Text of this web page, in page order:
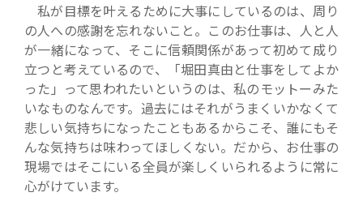
私が目標を叶えるために大事にしているのは、周り
の人への感謝を忘れないこと。このお仕事は、人と人
が一緒になって、そこに信頼関係があって初めて成り
立つと考えているので、「堀田真由と仕事をしてよか
った」って思われたいというのは、私のモットーみた
いなものなんです。過去にはそれがうまくいかなくて
悲しい気持ちになったこともあるからこそ、誰にもそ
んな気持ちは味わってほしくない。だから、お仕事の
現場ではそこにいる全員が楽しくいられるように常に
心がけています。